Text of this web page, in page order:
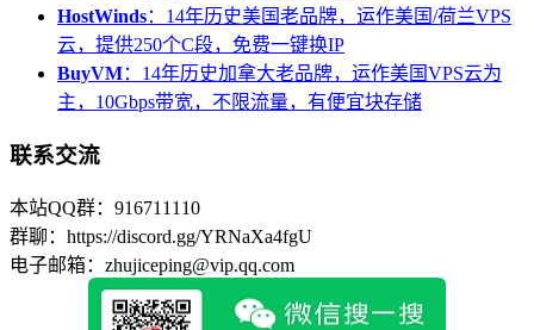
HostWinds：14年历史美国老品牌，运作美国/荷兰VPS
云，提供250个C段，免费一键换IP
BuyVM：14年历史加拿大老品牌，运作美国VPS云为
主，10Gbps带宽，不限流量，有便宜块存储
联系交流
本站QQ群：916711110
群聊：https://discord.gg/YRNaXa4fgU
电子邮箱：zhujiceping@vip.qq.com